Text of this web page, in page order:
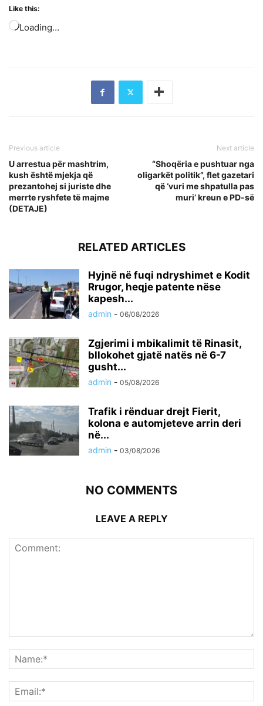
Like this:
Loading…
Previous article
U arrestua për mashtrim,
kush është mjekja që
prezantohej si juriste dhe
merrte ryshfete të majme
(DETAJE)
Next article
“Shoqëria e pushtuar nga
oligarkët politik”, flet gazetari
që ‘vuri me shpatulla pas
muri’ kreun e PD-së
RELATED ARTICLES
Hyjnë në fuqi ndryshimet e Kodit
Rrugor, heqje patente nëse
kapesh...
admin - 06/08/2026
Zgjerimi i mbikalimit të Rinasit,
bllokohet gjatë natës në 6-7
gusht...
admin - 05/08/2026
Trafik i rënduar drejt Fierit,
kolona e automjeteve arrin deri
në...
admin - 03/08/2026
NO COMMENTS
LEAVE A REPLY